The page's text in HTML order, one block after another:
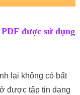
được sử dụng
lại không có bất
được tập tin dạng